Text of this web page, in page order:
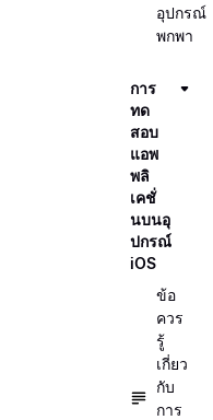
อุปกรณ์
พกพา
การ
ทด
สอบ
แอพ
พลิ
เคชั่
นบนอุ
ปกรณ์
iOS
ข้อ
ควร
รู้
เกี่ยว
กับ
การ